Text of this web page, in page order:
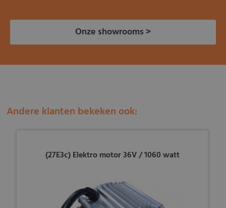
Onze showrooms >
Andere klanten bekeken ook:
(27E3c) Elektro motor 36V / 1060 watt